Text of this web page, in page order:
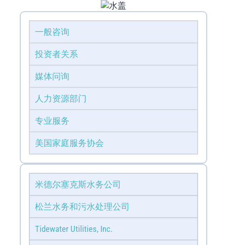
一般咨询
投资者关系
媒体问询
人力资源部门
专业服务
美国家庭服务协会
米德尔塞克斯水务公司
松兰水务和污水处理公司
Tidewater Utilities, Inc.